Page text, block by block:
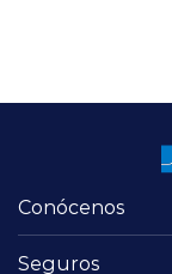
Conócenos
Seguros